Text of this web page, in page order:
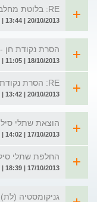
RE: בלוטת מחלב
20/10/2013 | 13:44 | מאת: ד"ר יעקב זילר
הסרת נקודת חן
18/10/2013 | 11:05 | מאת: עומרי
RE: הסרת נקודת חן - מקרה דחוף
20/10/2013 | 13:42 | מאת: ד"ר יעקב זילר
הוצאת שתלי
17/10/2013 | 14:02 | מאת: אלה
החלפת שתלי
17/10/2013 | 18:39 | מאת: ד"ר יעקב זילר
גניקומסטיה (לת)